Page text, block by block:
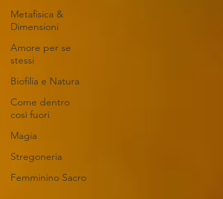
Metafisica &
Dimensioni
Amore per se
stessi
Biofilia e Natura
Come dentro
così fuori
Magia
Stregoneria
Femminino Sacro